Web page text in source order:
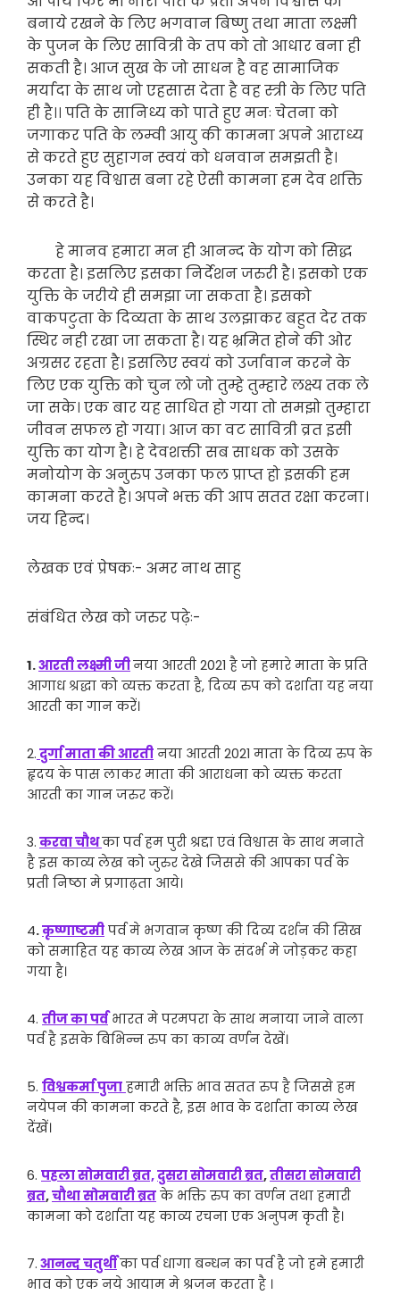
बनाये रखने के लिए भगवान बिष्णु तथा माता लक्ष्मी
के पुजन के लिए सावित्री के तप को तो आधार बना ही
सकती है। आज सुख के जो साधन है वह सामाजिक
मर्यादा के साथ जो एहसास देता है वह स्त्री के लिए पति
ही है।। पति के सानिध्य को पाते हुए मनः चेतना को
जगाकर पति के लम्वी आयु की कामना अपने आराध्य
से करते हुए सुहागन स्वयं को धनवान समझती है।
उनका यह विश्वास बना रहे ऐसी कामना हम देव शक्ति
से करते है।
हे मानव हमारा मन ही आनन्द के योग को सिद्ध
करता है। इसलिए इसका निर्देशन जरुरी है। इसको एक
युक्ति के जरीये ही समझा जा सकता है। इसको
वाकपटुता के दिव्यता के साथ उलझाकर बहुत देर तक
स्थिर नही रखा जा सकता है। यह भ्रमित होने की ओर
अग्रसर रहता है। इसलिए स्वयं को उर्जावान करने के
लिए एक युक्ति को चुन लो जो तुम्हे तुम्हारे लक्ष्य तक ले
जा सके। एक बार यह साधित हो गया तो समझो तुम्हारा
जीवन सफल हो गया। आज का वट सावित्री व्रत इसी
युक्ति का योग है। हे देवशक्ती सब साधक को उसके
मनोयोग के अनुरुप उनका फल प्राप्त हो इसकी हम
कामना करते है। अपने भक्त की आप सतत रक्षा करना।
जय हिन्द।
लेखक एवं प्रेषकः- अमर नाथ साहु
संबंधित लेख को जरुर पढ़ेः-
1.आरती लक्ष्मी जीनया आरती 2021 है जो हमारे माता के प्रति
आगाध श्रद्धा को व्यक्त करता है, दिव्य रुप को दर्शाता यह नया
आरती का गान करें।
2. दुर्गा माता की आरती नया आरती 2021 माता के दिव्य रुप के
हृदय के पास लाकर माता की आराधना को व्यक्त करता
आरती का गान जरुर करें।
3. करवा चौथका पर्व हम पुरी श्रद्दा एवं विश्वास के साथ मनाते
है इस काव्य लेख को जुरुर देखे जिससे की आपका पर्व के
प्रती निष्ठा मे प्रगाढ़ता आये।
4.कृष्णाष्टमी पर्व मे भगवान कृष्ण की दिव्य दर्शन की सिख
को समाहित यह काव्य लेख आज के संदर्भ मे जोड़कर कहा
गया है।
4. तीज का पर्व भारत मे परमपरा के साथ मनाया जाने वाला
पर्व है इसके बिभिन्न रुप का काव्य वर्णन देखें।
5. विश्वकर्मा पुजा हमारी भक्ति भाव सतत रुप है जिससे हम
नयेपन की कामना करते है, इस भाव के दर्शाता काव्य लेख
देंखें।
6. पहला सोमवारी ब्रत,दुसरा सोमवारी ब्रत,तीसरा सोमवारी
ब्रत,चौथा सोमवारी ब्रत के भक्ति रुप का वर्णन तथा हमारी
कामना को दर्शाता यह काव्य रचना एक अनुपम कृती है।
7. आनन्द चतुर्थीका पर्व धागा बन्धन का पर्व है जो हमे हमारी
भाव को एक नये आयाम मे श्रजन करता है ।